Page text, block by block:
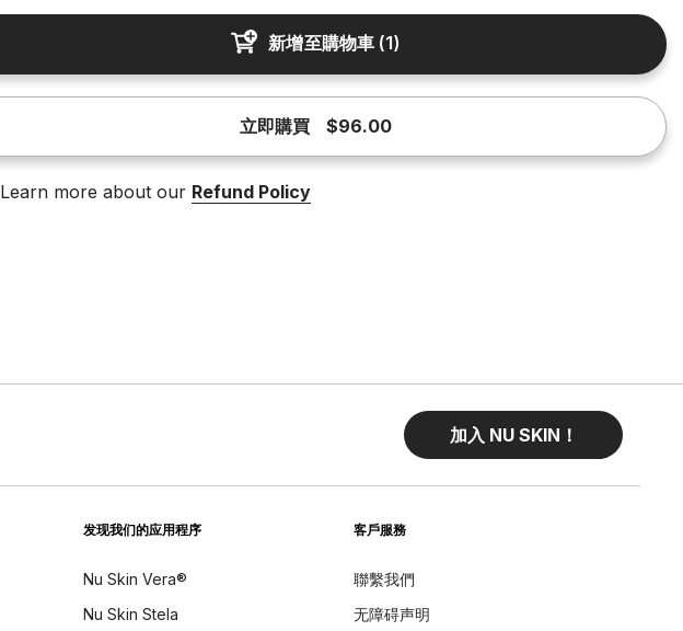
新增至購物車 (1)
立即購買 $96.00
Learn more about our Refund Policy
加入 NU SKIN！
发现我们的应用程序
Nu Skin Vera®
Nu Skin Stela
客戶服務
聯繫我們
无障碍声明